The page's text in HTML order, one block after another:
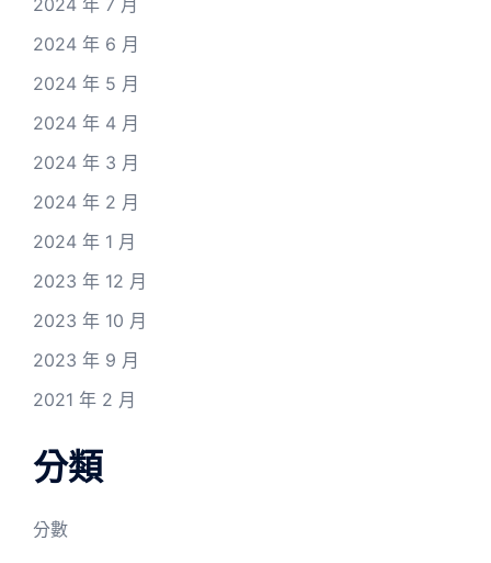
2024 年 7 月
2024 年 6 月
2024 年 5 月
2024 年 4 月
2024 年 3 月
2024 年 2 月
2024 年 1 月
2023 年 12 月
2023 年 10 月
2023 年 9 月
2021 年 2 月
分類
分數